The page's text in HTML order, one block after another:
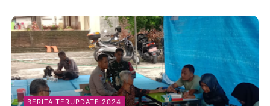
BERITA TERUPDATE 2024